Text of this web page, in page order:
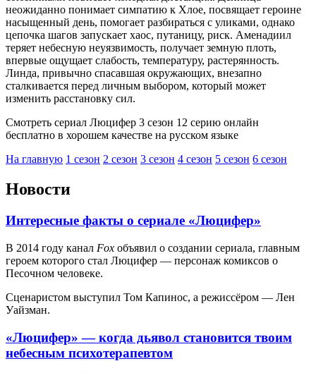
неожиданно понимает симпатию к Хлое, посвящает героине
насыщенный день, помогает разбираться с уликами, однако
цепочка шагов запускает хаос, путаницу, риск. Аменадиил
теряет небесную неуязвимость, получает земную плоть,
впервые ощущает слабость, температуру, растерянность.
Линда, привычно спасавшая окружающих, внезапно
сталкивается перед личным выбором, который может
изменить расстановку сил.
Смотреть сериал Люцифер 3 сезон 12 серию онлайн
бесплатно в хорошем качестве на русском языке
На главную 1 сезон 2 сезон 3 сезон 4 сезон 5 сезон 6 сезон
Новости
Интересные факты о сериале «Люцифер»
В 2014 году канал Fox объявил о создании сериала, главным
героем которого стал Люцифер — персонаж комиксов о
Песочном человеке.
Сценаристом выступил Том Капинос, а режиссёром — Лен
Уайзман.
«Люцифер» — когда дьявол становится твоим
небесным психотерапевтом